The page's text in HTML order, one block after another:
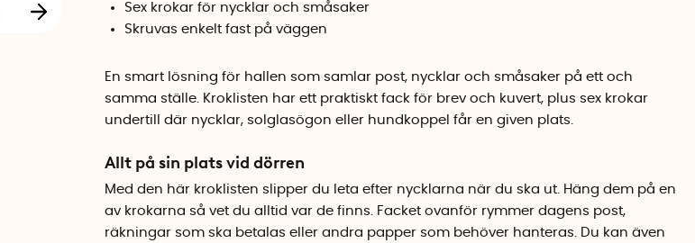
Sex krokar för nycklar och småsaker
Skruvas enkelt fast på väggen
En smart lösning för hallen som samlar post, nycklar och småsaker på ett och
samma ställe. Kroklisten har ett praktiskt fack för brev och kuvert, plus sex krokar
undertill där nycklar, solglasögon eller hundkoppel får en given plats.
Allt på sin plats vid dörren
Med den här kroklisten slipper du leta efter nycklarna när du ska ut. Häng dem på en
av krokarna så vet du alltid var de finns. Facket ovanför rymmer dagens post,
räkningar som ska betalas eller andra papper som behöver hanteras. Du kan även